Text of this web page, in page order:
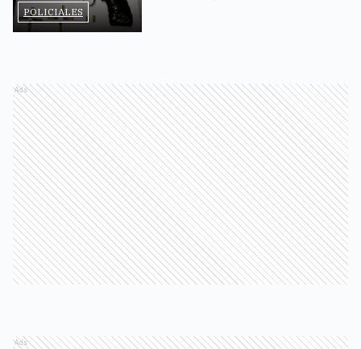
POLICIALES
Ads
Ads